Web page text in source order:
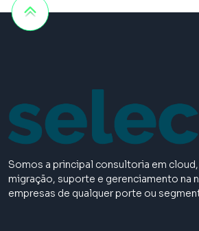
Somos a principal consultoria em
migração, suporte e gerenciamento na
empresas de qualquer porte ou